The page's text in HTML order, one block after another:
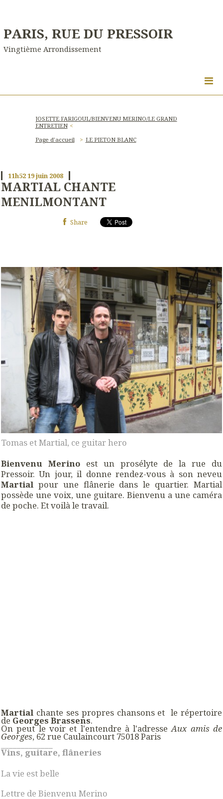
PARIS, RUE DU PRESSOIR
Vingtième Arrondissement
JOSETTE FARIGOUL/BIENVENU MERINO/LE GRAND
ENTRETIEN
Page d'accueil
LE PIETON BLANC
11h5219juin 2008
MARTIAL CHANTE
MENILMONTANT
Share
Tomas et Martial, ce guitar hero
Bienvenu Merinoest un prosélyte de la rue du
Pressoir. Un jour, il donne rendez-vous à son neveu
Martial pour une flânerie dans le quartier. Martial
possède une voix, une guitare. Bienvenu a une caméra
de poche. Et voilà le travail.
Martial chante ses propres chansons et le répertoire
de Georges Brassens.
On peut le voir et l'entendre à l'adresseAux amis de
Georges, 62 rue Caulaincourt 75018 Paris
_____________
Vins, guitare, flâneries
La vie est belle
Lettre de Bienvenu Merino